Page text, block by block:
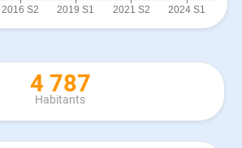
4 787
Habitants